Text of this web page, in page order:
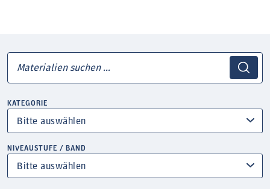
KATEGORIE
NIVEAUSTUFE / BAND